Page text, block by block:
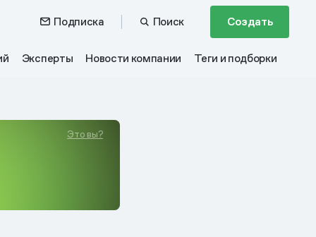
Подписка Поиск Создать
Эксперты Новости компании Теги и подборки
Это вы?